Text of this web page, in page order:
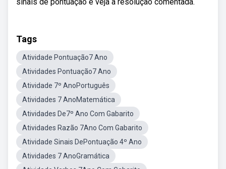
Tags
Atividade Pontuação7 Ano
Atividades Pontuação7 Ano
Atividade 7º AnoPortuguês
Atividades 7 AnoMatemática
Atividades De7º Ano Com Gabarito
Atividades Razão 7Ano Com Gabarito
Atividade Sinais DePontuação 4º Ano
Atividades 7 AnoGramática